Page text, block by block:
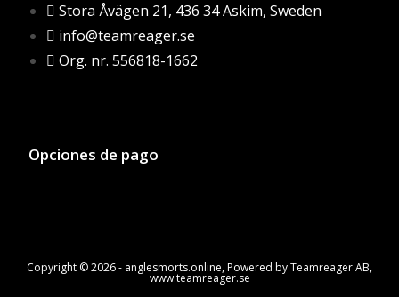
Stora Åvägen 21, 436 34 Askim, Sweden
info@teamreager.se
Org. nr. 556818-1662
Opciones de pago
Copyright © 2026 - anglesmorts.online, Powered by Teamreager AB,
www.teamreager.se